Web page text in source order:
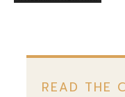
READ THE